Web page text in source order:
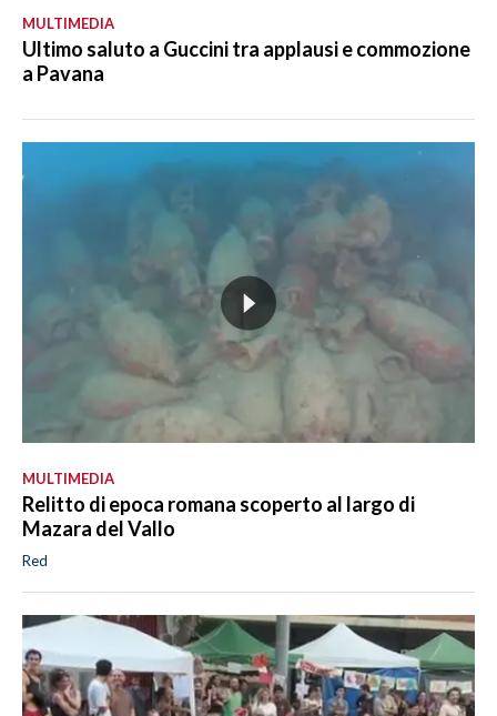
MULTIMEDIA
Ultimo saluto a Guccini tra applausi e commozione
a Pavana
MULTIMEDIA
Relitto di epoca romana scoperto al largo di
Mazara del Vallo
Red